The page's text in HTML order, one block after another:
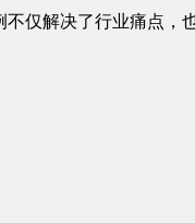
仅解决了行业痛点，